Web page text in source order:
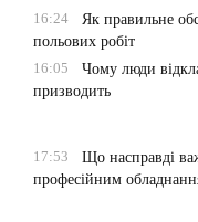
16:24
Як правильне
польових робіт
16:05
Чому люди
призводить
17:53
Що насправді
професійним